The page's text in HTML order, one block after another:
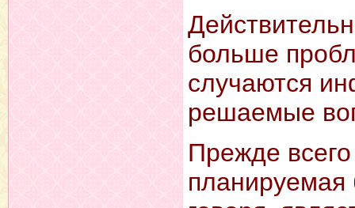
больше
случаются
решаемые
Прежде
планируемая